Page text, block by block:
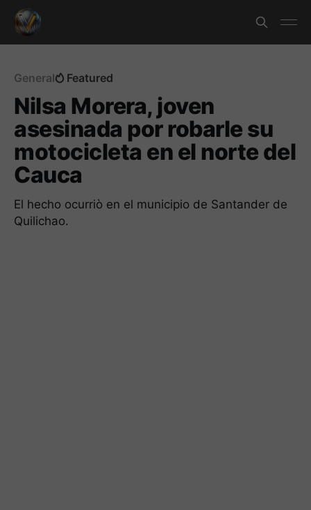
General Featured
Nilsa Morera, joven
asesinada por robarle su
motocicleta en el norte del
Cauca
El hecho ocurriò en el municipio de Santander de
Quilichao.